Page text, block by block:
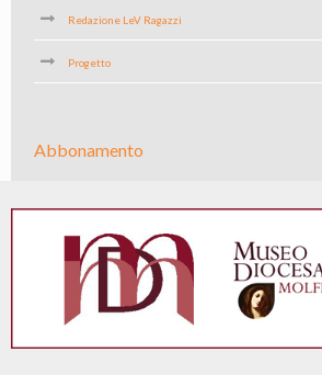
Redazione LeV Ragazzi
Progetto
Abbonamento